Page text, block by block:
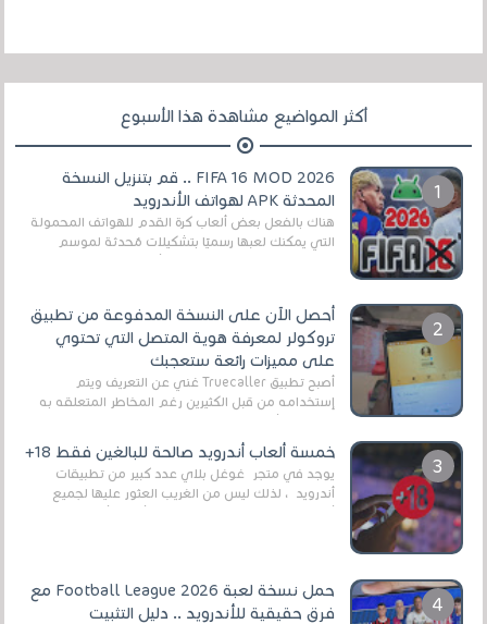
أكثر المواضيع مشاهدة هذا الأسبوع
FIFA 16 MOD 2026 .. قم بتنزيل النسخة
المحدثة APK لهواتف الأندرويد
هناك بالفعل بعض ألعاب كرة القدم للهواتف المحمولة
التي يمكنك لعبها رسميًا بتشكيلات مُحدثة لموسم
أحصل الآن على النسخة المدفوعة من تطبيق
تروكولر لمعرفة هوية المتصل التي تحتوي
على مميزات رائعة ستعجبك
أصبح تطبيق Truecaller غني عن التعريف ويتم
إستخدامه من قبل الكثيرين رغم المخاطر المتعلقه به
خمسة ألعاب أندرويد صالحة للبالغين فقط 18+
يوجد في متجر غوغل بلاي عدد كبير من تطبيقات
أندرويد ، لذلك ليس من الغريب العثور عليها لجميع
حمل نسخة لعبة Football League 2026 مع
فرق حقيقية للأندرويد .. دليل التثبيت